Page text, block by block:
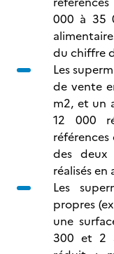
000 à 35
du chiffre
Les
de vente
m2, et un
12 000
des
réalisés
Les
propres
une
300 et 2